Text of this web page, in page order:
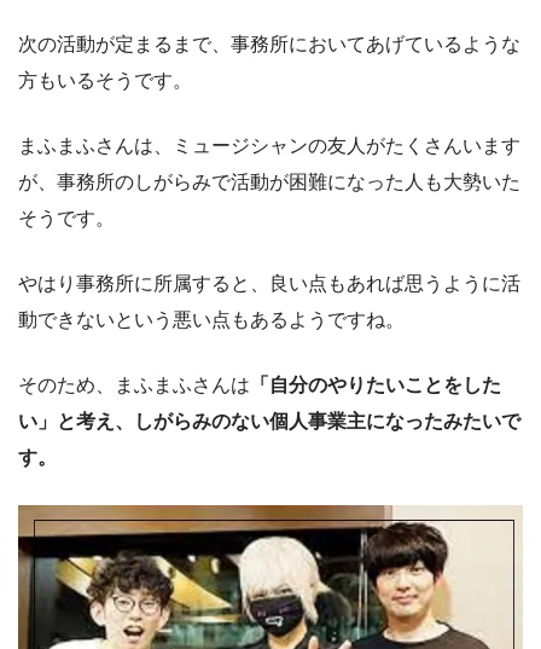
次の活動が定まるまで、事務所においてあげているような
方もいるそうです。
まふまふさんは、ミュージシャンの友人がたくさんいます
が、事務所のしがらみで活動が困難になった人も大勢いた
そうです。
やはり事務所に所属すると、良い点もあれば思うように活
動できないという悪い点もあるようですね。
そのため、まふまふさんは 「自分のやりたいことをした
い」と考え、しがらみのない個人事業主になったみたいで
す。